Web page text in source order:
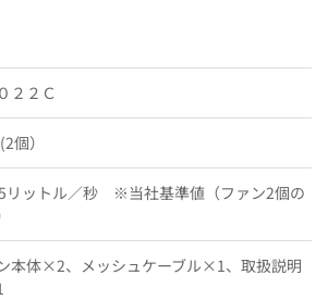
２２Ｃ
個）
リットル／秒 ※当社基準値（ファン2個の
本体×2、メッシュケーブル×1、取扱説明